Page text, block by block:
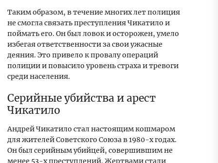
Таким образом, в течение многих лет полиция
не смогла связать преступления Чикатило и
поймать его. Он был ловок и осторожен, умело
избегая ответственности за свои ужасные
деяния. Это привело к провалу операций
полиции и повысило уровень страха и тревоги
среди населения.
Серийные убийства и арест
Чикатило
Андрей Чикатило стал настоящим кошмаром
для жителей Советского Союза в 1980-х годах.
Он был серийным убийцей, совершившим не